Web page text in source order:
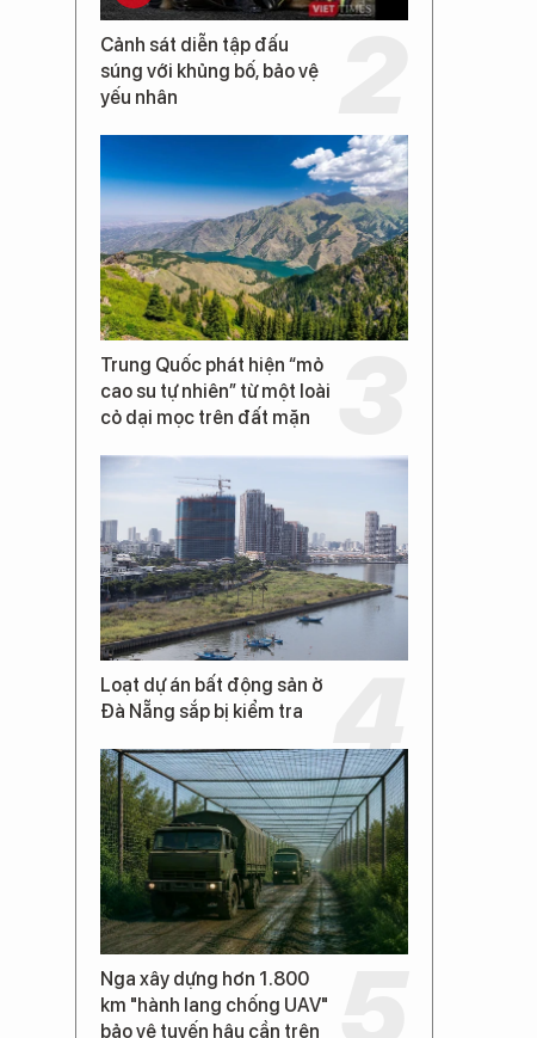
Cảnh sát diễn tập đấu
súng với khủng bố, bảo vệ
yếu nhân
Trung Quốc phát hiện “mỏ
cao su tự nhiên” từ một loài
cỏ dại mọc trên đất mặn
Loạt dự án bất động sản ở
Đà Nẵng sắp bị kiểm tra
Nga xây dựng hơn 1.800
km "hành lang chống UAV"
bảo vệ tuyến hậu cần trên